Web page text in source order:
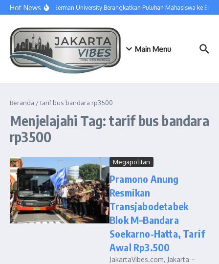
Lewati ke konten
Hot NewsSwiss German University Berangkatkan Puluhan Mahasiswa ke
Main Menu
Beranda /tarif bus bandara rp3500
Menjelajahi Tag: tarif bus bandara
rp3500
Megapolitan
Pramono Anung
Resmikan
Transjabodetabek
Blok M–Bandara
Soekarno-Hatta, Tarif
Awal Rp3.500
JakartaVibes.com, Jakarta –